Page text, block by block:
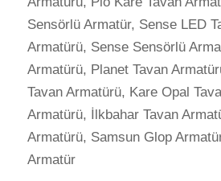
Sensörlü Armatür, Sense LED
Armatürü, Sense Sensörlü
Armatürü, Planet Tavan
Tavan Armatürü, Kare Opal
Armatürü, İlkbahar Tavan
Armatürü, Samsun Glop
Armatür